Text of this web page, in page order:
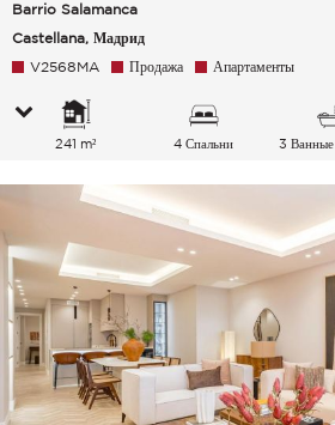
Barrio Salamanca
Castellana, Мадрид
V2568MA Продажа Апартаменты
241 m² 4 Спальни 3